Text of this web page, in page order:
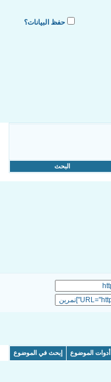
حفظ البيانات؟
البحث
أدوات الموضوع إبحث في الموضوع